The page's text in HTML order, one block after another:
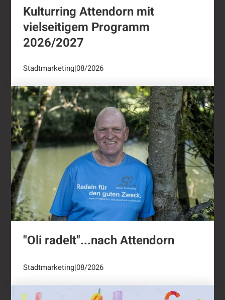
Kulturring Attendorn mit
vielseitigem Programm
2026/2027
Stadtmarketing|08/2026
"Oli radelt"...nach Attendorn
"Oli radelt"...nach Attendorn
Stadtmarketing|08/2026
Ernten ausdrücklich erwünscht